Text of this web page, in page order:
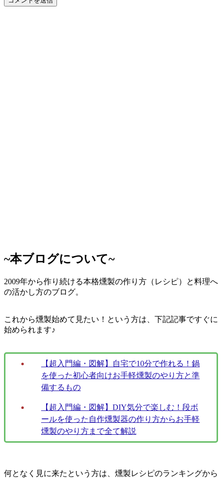
~本ブログについて~
2009年から作り続ける本格燻製の作り方（レシピ）と料理へ
の活かし方のブログ。
これから燻製始めて見たい！という方は、下記記事ですぐに
始められます♪
【超入門編・図解】自宅で10分で作れる！鍋
を使った初心者向けお手軽燻製のやり方と準
備するもの
【超入門編・図解】DIY気分で楽しむ！段ボ
ールを使った自作燻製器の作り方からお手軽
燻製のやり方まで全て解説
何となく見に来たという方は、燻製レシピのランキングから